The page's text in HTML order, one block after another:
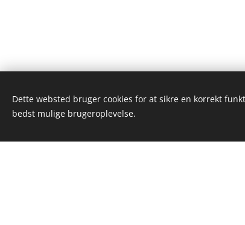
Dette websted bruger cookies for at sikre en korrekt
bedst mulige brugeroplevelse.